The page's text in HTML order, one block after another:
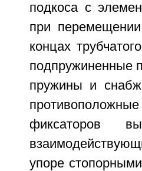
подкоса с
при
концах
подпружиненные
пружины и
фиксаторов
упоре